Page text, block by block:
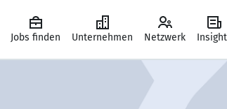
Jobs finden Unternehmen Netzwerk